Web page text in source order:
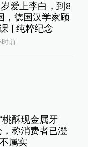
爱上李白，到8
，德国汉学家顾
| 纯粹纪念
时前
桃酥现金属牙
，称消费者已澄
属实